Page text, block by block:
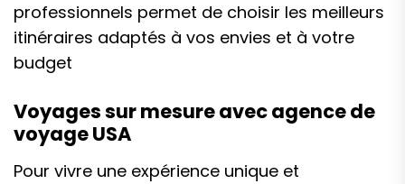
professionnels permet de choisir les meilleurs
itinéraires adaptés à vos envies et à votre
budget
Voyages sur mesure avec agence de
voyage USA
Pour vivre une expérience unique et